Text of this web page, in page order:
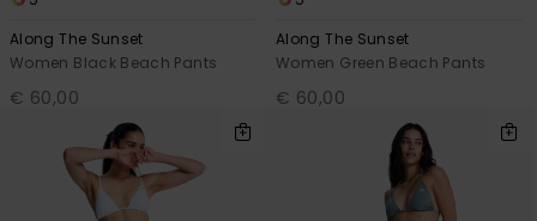
Along The Sunset
Women Black Beach Pants
€ 60,00
Along The Sunset
Women Green Beach Pants
€ 60,00